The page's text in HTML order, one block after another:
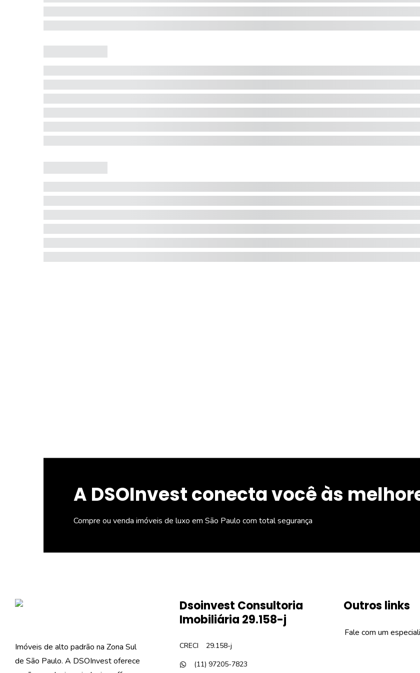
A DSOInvest conecta você às
Compre ou venda imóveis de luxo em São Paulo com total segurança
Imóveis de alto padrão na Zona Sul
de São Paulo. A DSOInvest oferece
Dsoinvest Consultoria
Imobiliária 29.158-j
CRECI
29.158-j
(11) 97205-7823
Outros links
Fale com um